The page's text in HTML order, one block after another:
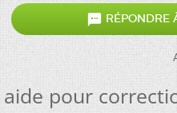
 RÉPONDRE
aide pour